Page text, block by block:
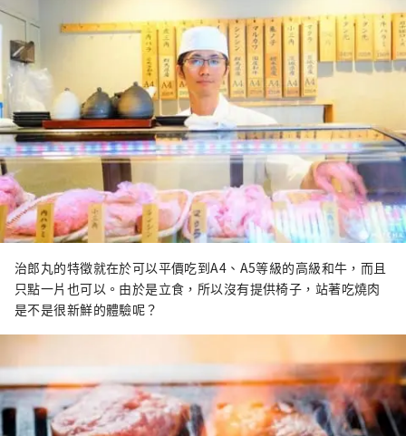
治郎丸的特徵就在於可以平價吃到A4、A5等級的高級和牛，而且
只點一片也可以。由於是立食，所以沒有提供椅子，站著吃燒肉
是不是很新鮮的體驗呢？